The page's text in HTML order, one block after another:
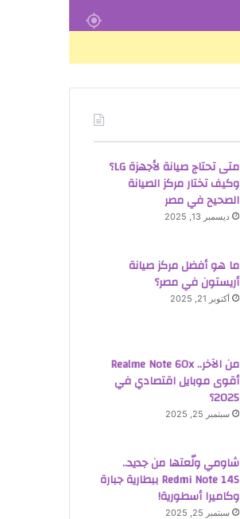
متى تحتاج صيانة لأجهزة LG؟
وكيف تختار مركز الصيانة
الصحيح في مصر
ديسمبر 13, 2025
ما هو أفضل مركز صيانة
أريستون في مصر؟
أكتوبر 21, 2025
من الآخر.. Realme Note 60x
أقوى موبايل اقتصادي في
2025؟
سبتمبر 25, 2025
شاومي ولّعتها من جديد..
Redmi Note 14S ببطارية جبارة
وكاميرا أسطورية!
سبتمبر 25, 2025